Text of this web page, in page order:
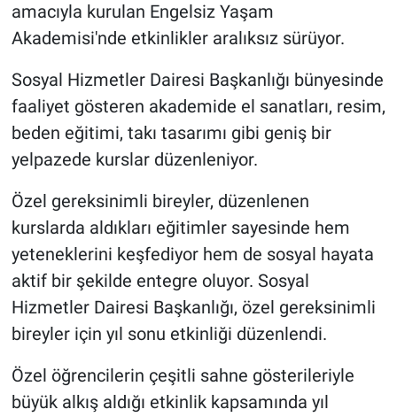
amacıyla kurulan Engelsiz Yaşam
Akademisi'nde etkinlikler aralıksız sürüyor.
Sosyal Hizmetler Dairesi Başkanlığı bünyesinde
faaliyet gösteren akademide el sanatları, resim,
beden eğitimi, takı tasarımı gibi geniş bir
yelpazede kurslar düzenleniyor.
Özel gereksinimli bireyler, düzenlenen
kurslarda aldıkları eğitimler sayesinde hem
yeteneklerini keşfediyor hem de sosyal hayata
aktif bir şekilde entegre oluyor. Sosyal
Hizmetler Dairesi Başkanlığı, özel gereksinimli
bireyler için yıl sonu etkinliği düzenlendi.
Özel öğrencilerin çeşitli sahne gösterileriyle
büyük alkış aldığı etkinlik kapsamında yıl